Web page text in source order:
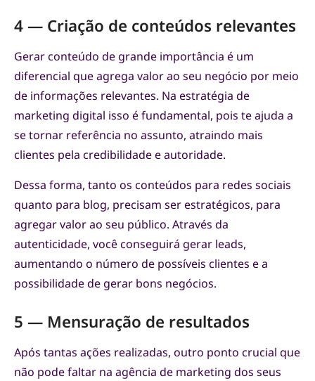
4 — Criação de conteúdos relevantes
Gerar conteúdo de grande importância é um
diferencial que agrega valor ao seu negócio por meio
de informações relevantes. Na estratégia de
marketing digital isso é fundamental, pois te ajuda a
se tornar referência no assunto, atraindo mais
clientes pela credibilidade e autoridade.
Dessa forma, tanto os conteúdos para redes sociais
quanto para blog, precisam ser estratégicos, para
agregar valor ao seu público. Através da
autenticidade, você conseguirá gerar leads,
aumentando o número de possíveis clientes e a
possibilidade de gerar bons negócios.
5 — Mensuração de resultados
Após tantas ações realizadas, outro ponto crucial que
não pode faltar na agência de marketing dos seus